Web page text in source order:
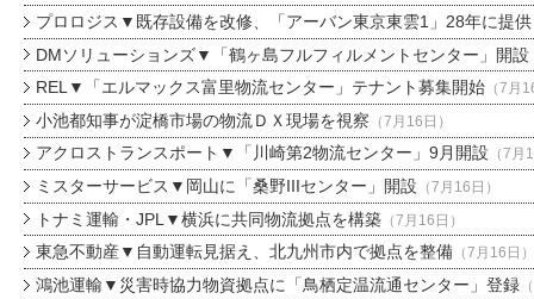
プロロジス▼既存設備を改修、「アーバン東京東雲1」28年に提供
DMソリューションズ▼「鶴ヶ島フルフィルメントセンター」開設
REL▼「エルマックス富里物流センター」テナント募集開始（7月
小池都知事が淀橋市場の物流ＤＸ現場を視察 （7月16日）
アクロストランスポート▼「川崎第2物流センター」9月開設 （7月
ミスターサービス▼岡山に「桑野IIIセンター」開設 （7月16日）
トナミ運輸・JPL▼横浜に共同物流拠点を構築（7月16日）
東急不動産▼自動運転見据え、北九州市内で拠点を整備（7月16日）
鴻池運輸▼災害時協力物資拠点に「鳥栖定温流通センター」登録